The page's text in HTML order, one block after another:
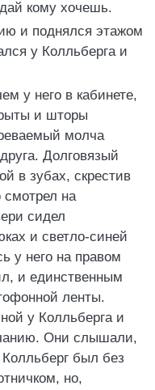
кому хочешь.
и поднялся этажом
у Колльберга и
у него в кабинете,
и шторы
молча
Долговязый
в зубах, скрестив
смотрел на
сидел
и светло-синей
у него на правом
и единственным
ленты.
у Колльберга и
Они слышали,
Колльберг был без
но,